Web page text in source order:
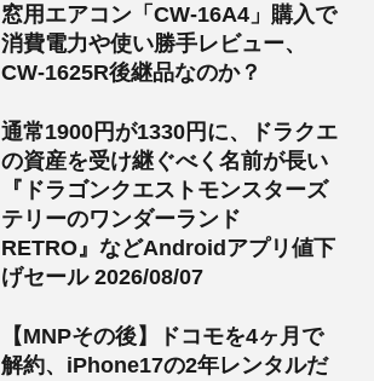
窓用エアコン「CW-16A4」購入で
消費電力や使い勝手レビュー、
CW-1625R後継品なのか？
通常1900円が1330円に、ドラクエ
の資産を受け継ぐべく名前が長い
『ドラゴンクエストモンスターズ
テリーのワンダーランド
RETRO』などAndroidアプリ値下
げセール 2026/08/07
【MNPその後】ドコモを4ヶ月で
解約、iPhone17の2年レンタルだ